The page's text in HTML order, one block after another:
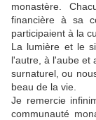
monastère.
financière à sa
participaient à la
La lumière et le
l'autre, à l'aube et
surnaturel, ou
beau de la vie.
Je remercie
communauté